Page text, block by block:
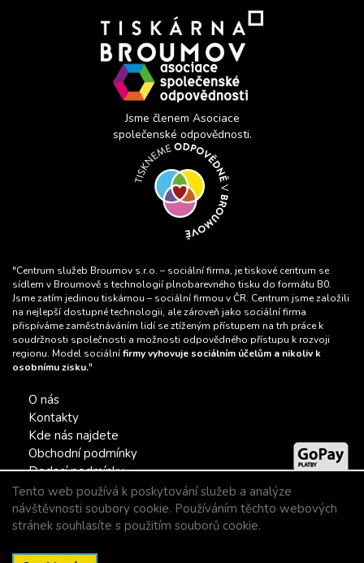
Tento web používá k poskytování služeb a analýze
návštěvnosti soubory cookie. Používáním těchto webových
stránek souhlasíte s použitím souborů cookie.
Jsme členem Asociace
společenské odpovědnosti.
"Centrum služeb Broumov s.r.o. – sociální firma, je tiskové centrum se
sídlem v Broumově s technologií plnobarevného tisku do formátu B0.
Jsme zatím jedinou tiskárnou – sociální firmou v ČR. Centrum jsme založili
na nejlepší dostupné technologii, ale zároveň jako sociální firma
přispíváme zaměstnáváním lidí se ztíženým přístupem na trh práce k
soudržnosti společnosti a možnosti odpovědného přístupu k rozvoji
regionu. Model sociálnífirmy vyhovuje sociálním účelům a nikoliv k
osobnímu zisku."
O nás
Kontakty
Kde nás najdete
Obchodní podmínky
Dodací podmínky
© 2022 Centrum služeb Broumov s.r.o. - Tiskárna